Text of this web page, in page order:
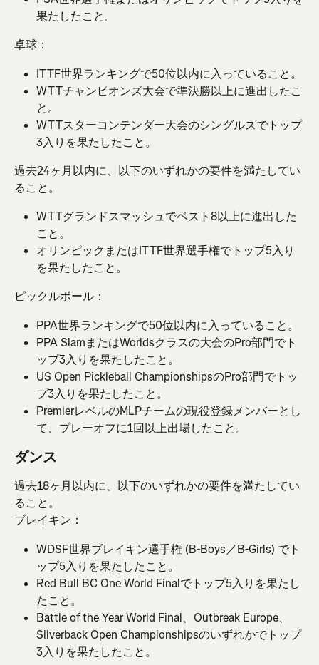
果たしたこと。
卓球：
ITTF世界ランキングで50位以内に入っていること。
WTTチャンピオンズ大会で準決勝以上に進出したこ
と。
WTTスターコンテンダー大会のシングルスでトップ
3入りを果たしたこと。
過去24ヶ月以内に、以下のいずれかの要件を満たしてい
ること。
WTTグランドスマッシュでベスト8以上に進出した
こと。
オリンピックまたはITTF世界選手権でトップ5入り
を果たしたこと。
ピックルボール：
PPA世界ランキングで50位以内に入っていること。
PPA SlamまたはWorldsクラスの大会のPro部門でト
ップ3入りを果たしたこと。
US Open Pickleball ChampionshipsのPro部門でトッ
プ3入りを果たしたこと。
PremierレベルのMLPチームの現役登録メンバーとし
て、プレーオフに1回以上出場したこと。
ダンス
過去18ヶ月以内に、以下のいずれかの要件を満たしてい
ること。
ブレイキン：
WDSF世界ブレイキン選手権 (B-Boys／B-Girls) でト
ップ5入りを果たしたこと。
Red Bull BC One World Finalでトップ5入りを果たし
たこと。
Battle of the Year World Final、Outbreak Europe、
Silverback Open Championshipsのいずれかでトップ
3入りを果たしたこと。